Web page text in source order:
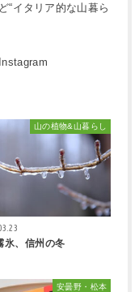
“イタリア的な山暮ら
山の植物&山暮らし
氷、信州の冬
安曇野・松本